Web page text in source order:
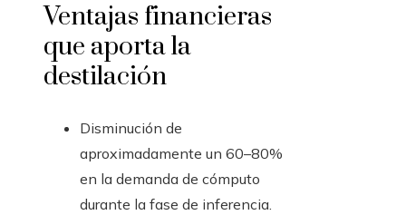
Ventajas financieras
que aporta la
destilación
Disminución de
aproximadamente un 60–80%
en la demanda de cómputo
durante la fase de inferencia.